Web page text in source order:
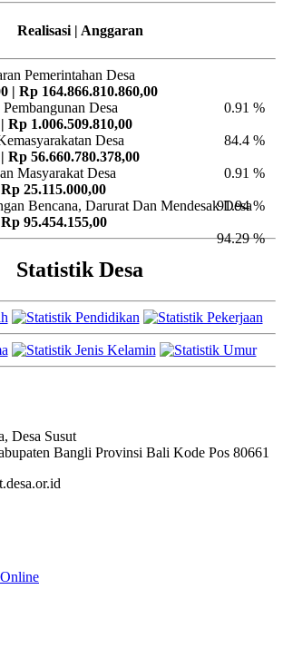
Realisasi | Anggaran
Pemerintahan Desa
| Rp 164.866.810.860,00
0.91 %
Desa
Rp 1.006.509.810,00
84.4 %
Desa
Rp 56.660.780.378,00
0.91 %
Masyarakat Desa
25.115.000,00
91.94 %
Bencana, Darurat Dan Mendesak Desa
95.454.155,00
94.29 %
Statistik Desa
Desa Susut
Bangli Provinsi Bali Kode Pos 80661